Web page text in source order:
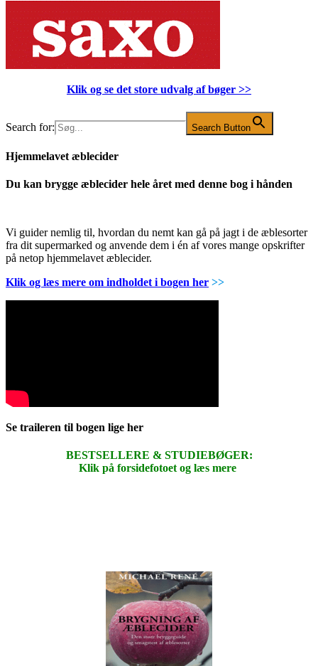
Klik og se det store udvalg af bøger >>
Search for: Search Button
Hjemmelavet æblecider
Du kan brygge æblecider hele året med denne bog i hånden
Vi guider nemlig til, hvordan du nemt kan gå på jagt i de æblesorter
fra dit supermarked og anvende dem i én af vores mange opskrifter
på netop hjemmelavet æblecider.
Klik og læs mere om indholdet i bogen her >>
Se traileren til bogen lige her
BESTSELLERE & STUDIEBØGER:
Klik på forsidefotoet og læs mere